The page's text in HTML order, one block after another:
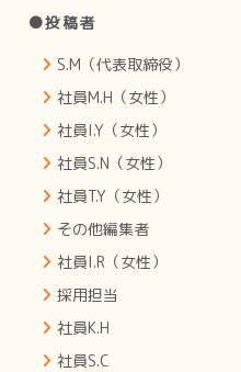
●投稿者
S.M（代表取締役）
社員M.H（女性）
社員I.Y（女性）
社員S.N（女性）
社員T.Y（女性）
その他編集者
社員I.R（女性）
採用担当
社員K.H
社員S.C